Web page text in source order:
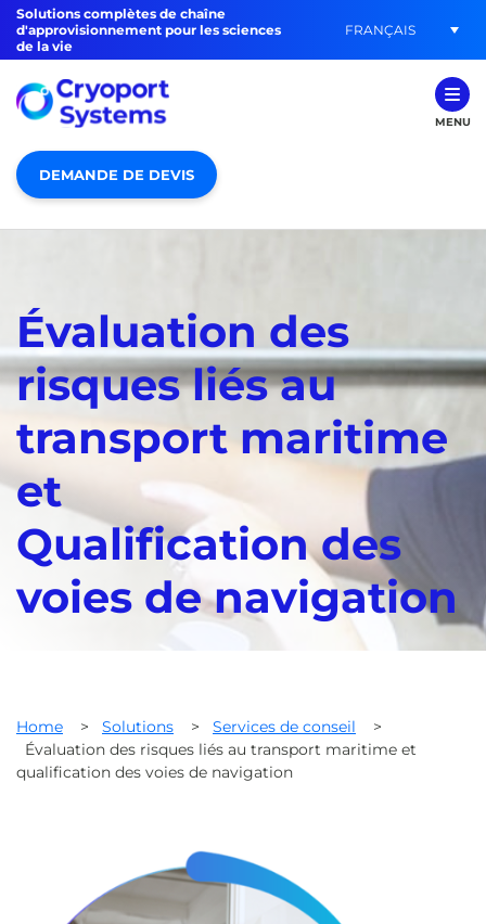
Solutions complètes de chaîne
d'approvisionnement pour les sciences
de la vie
FRANÇAIS
MENU
DEMANDE DE DEVIS
Évaluation des
risques liés au
transport maritime
et
Qualification des
voies de navigation
Home > Solutions > Services de conseil
>
Évaluation des risques liés au transport maritime et
qualification des voies de navigation